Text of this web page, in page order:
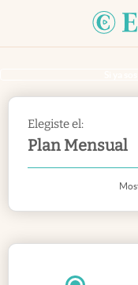
Elegiste el:
Plan Mensual